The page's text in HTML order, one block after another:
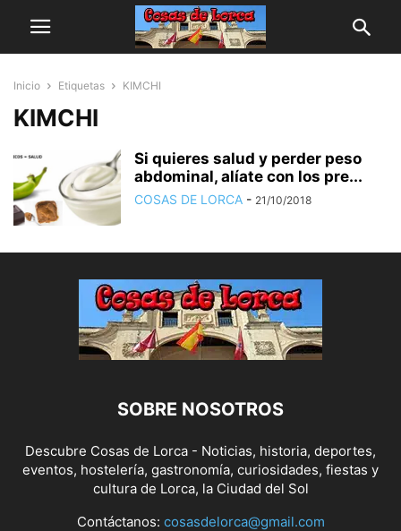
Inicio Etiquetas KIMCHI
KIMCHI
Si quieres salud y perder peso
abdominal, alíate con los pre...
COSAS DE LORCA - 21/10/2018
SOBRE NOSOTROS
Descubre Cosas de Lorca - Noticias, historia, deportes,
eventos, hostelería, gastronomía, curiosidades, fiestas y
cultura de Lorca, la Ciudad del Sol
Contáctanos: cosasdelorca@gmail.com